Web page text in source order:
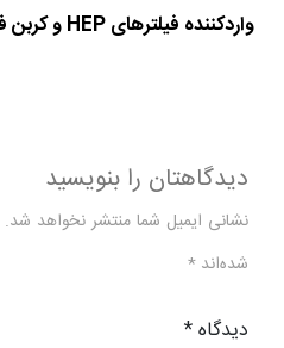
واردکننده فیلترهای HEP و کربن فعال.
دیدگاهتان را بنویسید
نشانی ایمیل شما منتشر نخواهد شد.
شده‌اند *
دیدگاه*